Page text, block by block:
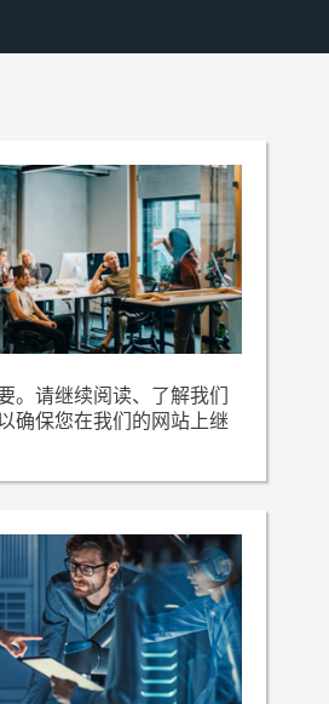
。请继续阅读、了解我们
确保您在我们的网站上继